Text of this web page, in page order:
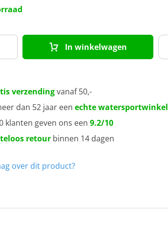
In winkelwagen
verzendingvanaf 50,-
dan 52 jaar een echte watersportwinkel
klanten geven ons een 9.2/10
retourbinnen 14 dagen
over dit product?